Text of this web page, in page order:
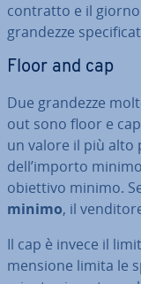
contratto e il
grandezze
Floor and cap
Due grandezze
out sono floor e
un valore il più alto
dell’importo
obiettivo minimo.
minimo, il
Il cap è invece il
men­sio­ne limita le